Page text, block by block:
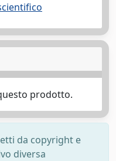
prodotto.
da copyright e
diversa